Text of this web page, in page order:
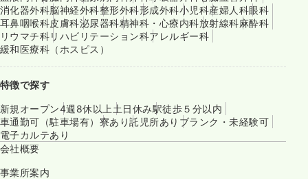
消化器外科脳神経外科整形外科形成外科小児科産婦人科眼科
耳鼻咽喉科皮膚科泌尿器科精神科・心療内科放射線科麻酔科
リウマチ科リハビリテーション科アレルギー科
緩和医療科（ホスピス）
特徴で探す
新規オープン4週8休以上 土日休み駅徒歩５分以内
車通勤可（駐車場有） 寮あり託児所あり ブランク・未経験可
電子カルテあり
会社概要
事業所案内